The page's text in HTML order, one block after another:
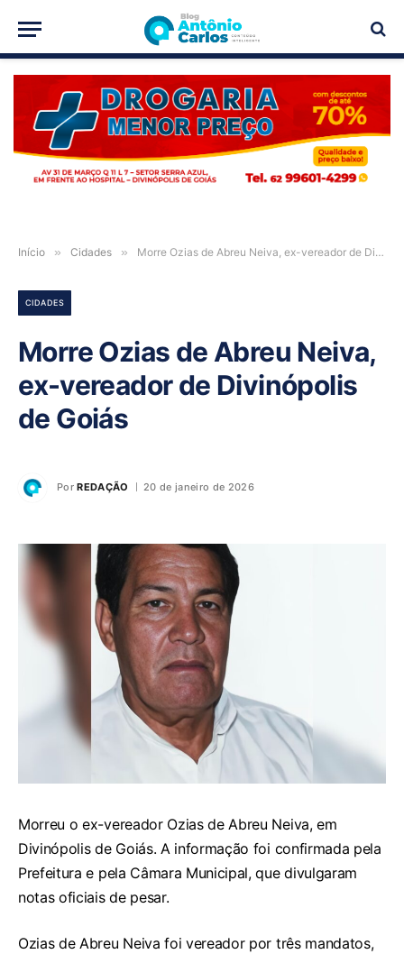
PUBLICIDADE
Início » Cidades » Morre Ozias de Abreu Neiva, ex-vereador de Divinópolis de Goiás
CIDADES
Morre Ozias de Abreu Neiva,
ex-vereador de Divinópolis
de Goiás
Por REDAÇÃO 20 de janeiro de 2026
Morreu o ex-vereador Ozias de Abreu Neiva, em
Divinópolis de Goiás. A informação foi confirmada pela
Prefeitura e pela Câmara Municipal, que divulgaram
notas oficiais de pesar.
Ozias de Abreu Neiva foi vereador por três mandatos,